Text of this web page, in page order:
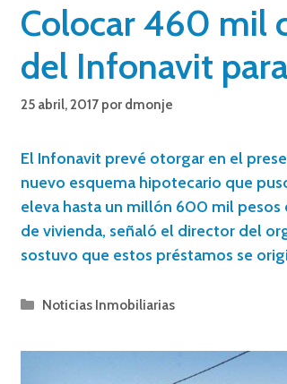
Colocar 460 mil
del Infonavit
25 abril, 2017 por dmonje
El Infonavit prevé otorgar en el
nuevo esquema hipotecario que
eleva hasta un millón 600 mil
de vivienda, señaló el director del
sostuvo que estos préstamos se
Noticias Inmobiliarias